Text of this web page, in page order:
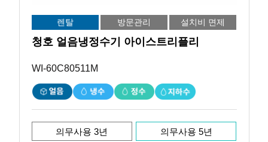
렌탈 방문관리 설치비 면제
청호 얼음냉정수기 아이스트리플리
WI-60C80511M
의무사용 3년 의무사용 5년